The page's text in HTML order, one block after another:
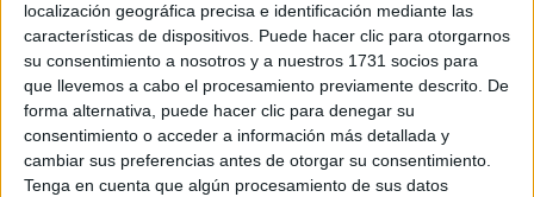
localización geográfica precisa e identificación mediante las
características de dispositivos. Puede hacer clic para otorgarnos
su consentimiento a nosotros y a nuestros 1731 socios para
que llevemos a cabo el procesamiento previamente descrito. De
forma alternativa, puede hacer clic para denegar su
consentimiento o acceder a información más detallada y
cambiar sus preferencias antes de otorgar su consentimiento.
Tenga en cuenta que algún procesamiento de sus datos
Escribe aquí las dudas o preguntas que te gustaría que te
respondieran: plazos de preinscripción, precios, plazas
disponibles…: